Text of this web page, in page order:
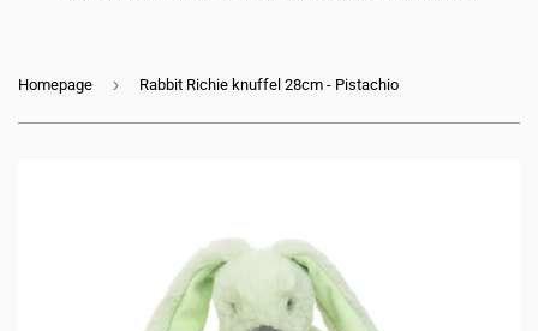
Homepage › Rabbit Richie knuffel 28cm - Pistachio